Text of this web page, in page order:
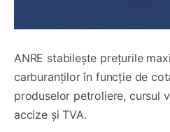
ANRE stabilește prețurile
carburanților în funcție de
produselor petroliere, cursul
accize și TVA.